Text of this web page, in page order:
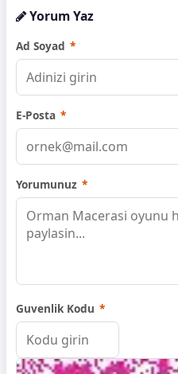
Yorum Yaz
Ad Soyad *
E-Posta *
Yorumunuz *
Guvenlik Kodu *